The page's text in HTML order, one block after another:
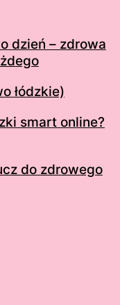
dzień – zdrowa
łódzkie)
smart online?
do zdrowego